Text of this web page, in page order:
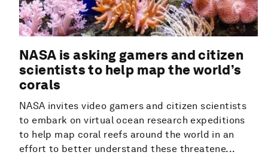
NASA is asking gamers and citizen
scientists to help map the world’s
corals
NASA invites video gamers and citizen scientists
to embark on virtual ocean research expeditions
to help map coral reefs around the world in an
effort to better understand these threatene...